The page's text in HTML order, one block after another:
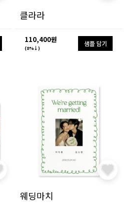
클라라
110,400원
(8%↓)
샘플 담기
웨딩마치